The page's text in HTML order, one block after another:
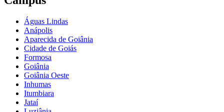
Águas Lindas
Anápolis
Aparecida de Goiânia
Cidade de Goiás
Formosa
Goiânia
Goiânia Oeste
Inhumas
Itumbiara
Jataí